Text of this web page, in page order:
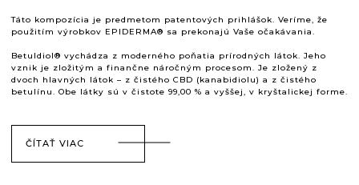
Táto kompozícia je predmetom patentových prihlášok. Veríme, že
použitím výrobkov EPIDERMA® sa prekonajú Vaše očakávania.
Betuldiol® vychádza z moderného poňatia prírodných látok. Jeho
vznik je zložitým a finančne náročným procesom. Je zložený z
dvoch hlavných látok – z čistého CBD (kanabidiolu) a z čistého
betulínu. Obe látky sú v čistote 99,00 % a vyššej, v kryštalickej forme.
ČÍTAŤ VIAC